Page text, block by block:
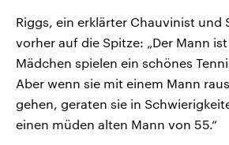
Riggs, ein erklärter Chauvinist und
vorher auf die Spitze: „Der Mann
Mädchen spielen ein schönes
Aber wenn sie mit einem Mann
gehen, geraten sie in
einen müden alten Mann von 55.“